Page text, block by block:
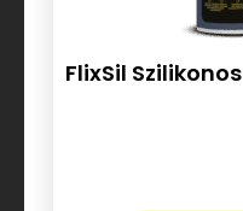
FlixSil